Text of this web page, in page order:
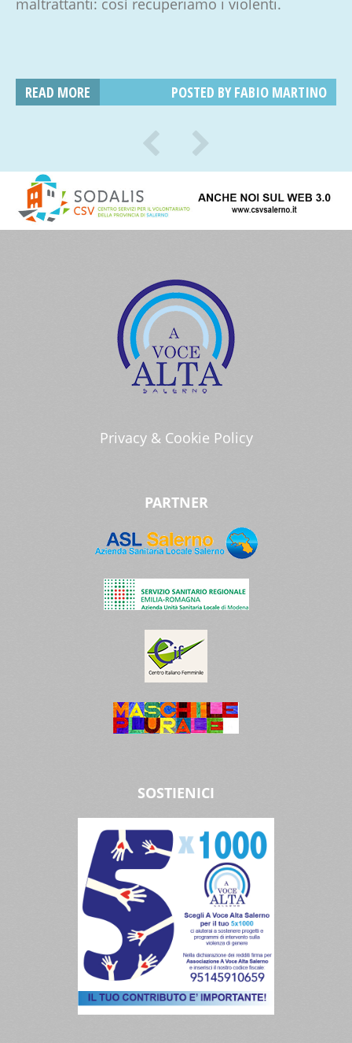
READ MORE POSTED BYFABIO MARTINO
Privacy & Cookie Policy
PARTNER
SOSTIENICI